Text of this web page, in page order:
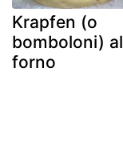
Krapfen (o
bomboloni) al
forno